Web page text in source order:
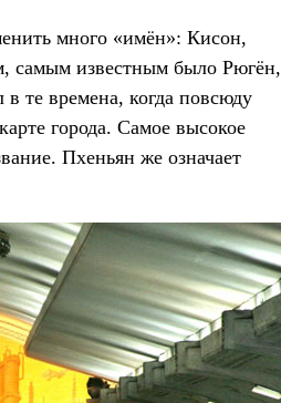
много «имён»: Кисон,
самым известным было Рюгён,
в те времена, когда повсюду
города. Самое высокое
Пхеньян же означает